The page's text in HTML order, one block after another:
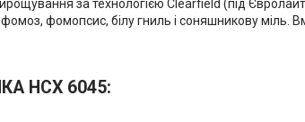
за технологією Clearfield (під
фомопсис, білу гниль і соняшникову міль.
НСХ 6045: